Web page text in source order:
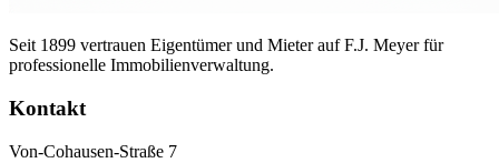
Seit 1899 vertrauen Eigentümer und Mieter auf F.J. Meyer für
professionelle Immobilienverwaltung.
Kontakt
Von-Cohausen-Straße 7